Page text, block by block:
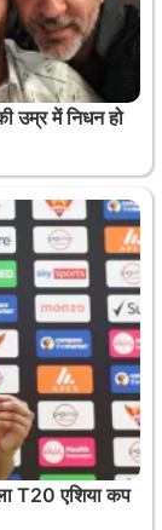
उम्र में निधन हो
T20 एशिया कप